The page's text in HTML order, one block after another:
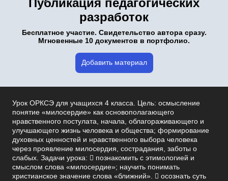
Публикация педагогических
разработок
Бесплатное участие. Свидетельство автора сразу.
Мгновенные 10 документов в портфолио.
Добавить материал
Урок ОРКСЭ для учащихся 4 класса. Цель: осмысление
понятие «милосердие» как основополагающего
нравственного постулата, начала, облагораживающего и
улучшающего жизнь человека и общества; формирование
духовных ценностей и нравственного выбора человека
через проявление милосердия, сострадания, заботы о
слабых. Задачи урока:  познакомить с этимологией и
смыслом слова «милосердие»; научить понимать
христианское значение слова «ближний».  осознать суть